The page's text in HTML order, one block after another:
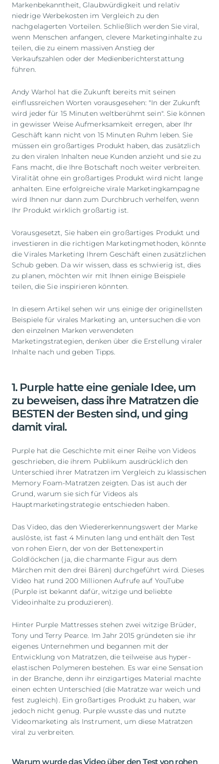
Markenbekanntheit, Glaubwürdigkeit und relativ
niedrige Werbekosten im Vergleich zu den
nachgelagerten Vorteilen. Schließlich werden Sie viral,
wenn Menschen anfangen, clevere Marketinginhalte zu
teilen, die zu einem massiven Anstieg der
Verkaufszahlen oder der Medienberichterstattung
führen.
Andy Warhol hat die Zukunft bereits mit seinen
einflussreichen Worten vorausgesehen: "In der Zukunft
wird jeder für 15 Minuten weltberühmt sein". Sie können
in gewisser Weise Aufmerksamkeit erregen, aber Ihr
Geschäft kann nicht von 15 Minuten Ruhm leben. Sie
müssen ein großartiges Produkt haben, das zusätzlich
zu den viralen Inhalten neue Kunden anzieht und sie zu
Fans macht, die Ihre Botschaft noch weiter verbreiten.
Viralität ohne ein großartiges Produkt wird nicht lange
anhalten. Eine erfolgreiche virale Marketingkampagne
wird Ihnen nur dann zum Durchbruch verhelfen, wenn
Ihr Produkt wirklich großartig ist.
Vorausgesetzt, Sie haben ein großartiges Produkt und
investieren in die richtigen Marketingmethoden, könnte
die Virales Marketing Ihrem Geschäft einen zusätzlichen
Schub geben. Da wir wissen, dass es schwierig ist, dies
zu planen, möchten wir mit Ihnen einige Beispiele
teilen, die Sie inspirieren könnten.
In diesem Artikel sehen wir uns einige der originellsten
Beispiele für virales Marketing an, untersuchen die von
den einzelnen Marken verwendeten
Marketingstrategien, denken über die Erstellung viraler
Inhalte nach und geben Tipps.
1. Purple hatte eine geniale Idee, um
zu beweisen, dass ihre Matratzen die
BESTEN der Besten sind, und ging
damit viral.
Purple hat die Geschichte mit einer Reihe von Videos
geschrieben, die ihrem Publikum ausdrücklich den
Unterschied ihrer Matratzen im Vergleich zu klassischen
Memory Foam-Matratzen zeigten. Das ist auch der
Grund, warum sie sich für Videos als
Hauptmarketingstrategie entschieden haben.
Das Video, das den Wiedererkennungswert der Marke
auslöste, ist fast 4 Minuten lang und enthält den Test
von rohen Eiern, der von der Bettenexpertin
Goldlöckchen (ja, die charmante Figur aus dem
Märchen mit den drei Bären) durchgeführt wird. Dieses
Video hat rund 200 Millionen Aufrufe auf YouTube
(Purple ist bekannt dafür, witzige und beliebte
Videoinhalte zu produzieren).
Hinter Purple Mattresses stehen zwei witzige Brüder,
Tony und Terry Pearce. Im Jahr 2015 gründeten sie ihr
eigenes Unternehmen und begannen mit der
Entwicklung von Matratzen, die teilweise aus hyper-
elastischen Polymeren bestehen. Es war eine Sensation
in der Branche, denn ihr einzigartiges Material machte
einen echten Unterschied (die Matratze war weich und
fest zugleich). Ein großartiges Produkt zu haben, war
jedoch nicht genug. Purple wusste das und nutzte
Videomarketing als Instrument, um diese Matratzen
viral zu verbreiten.
Warum wurde das Video über den Test von rohen